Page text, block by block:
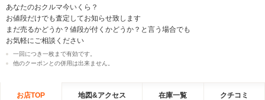
あなたのおクルマ今いくら？
お値段だけでも査定してお知らせ致します
まだ売るかどうか？値段が付くかどうか？と言う場合でも
お気軽にご相談ください
一回につき一枚まで有効です。
他のクーポンとの併用は出来ません。
お店TOP 地図&アクセス 在庫一覧 クチコミ